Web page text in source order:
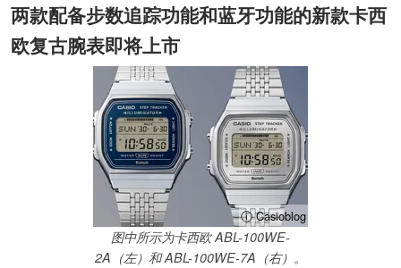
两款配备步数追踪功能和蓝牙功能的新款卡西
欧复古腕表即将上市
ⓘ Casioblog
图中所示为卡西欧 ABL-100WE-
2A（左）和 ABL-100WE-7A（右）。